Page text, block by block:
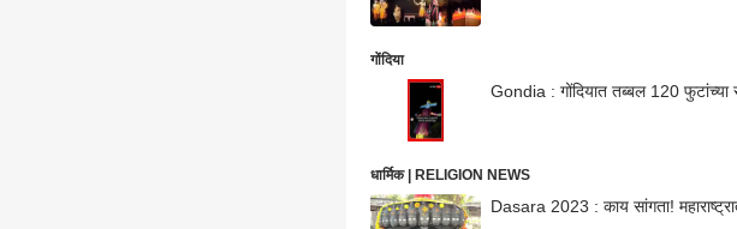
गोंदिया
Gondia : गोंदियात तब्बल 120
धार्मिक | RELIGION NEWS
Dasara 2023 : काय सांगता!